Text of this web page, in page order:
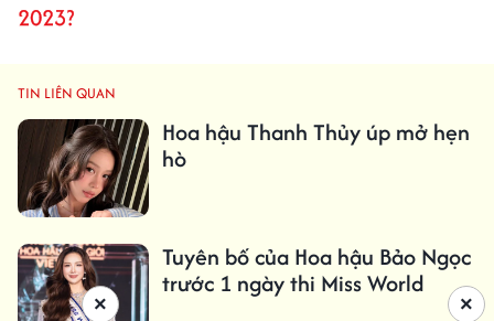
2023?
TIN LIÊN QUAN
Hoa hậu Thanh Thủy úp mở hẹn
hò
Tuyên bố của Hoa hậu Bảo Ngọc
trước 1 ngày thi Miss World
×
×